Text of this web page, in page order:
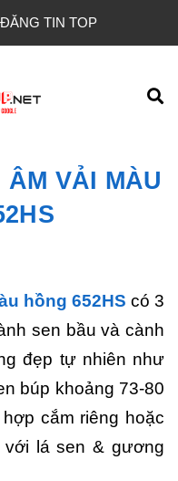
TIN TOP
ÂM VẢI MÀU
hồng 652HS có 3
sen bầu và cành
đẹp tự nhiên như
búp khoảng 73-80
cắm riêng hoặc
với lá sen & gương